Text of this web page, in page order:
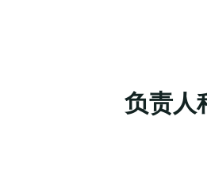
负责人